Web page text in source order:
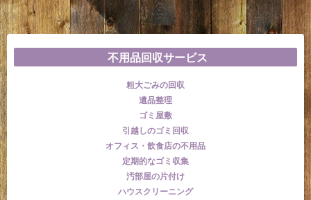
不用品回収サービス
粗大ごみの回収
遺品整理
ゴミ屋敷
引越しのゴミ回収
オフィス・飲食店の不用品
定期的なゴミ収集
汚部屋の片付け
ハウスクリーニング